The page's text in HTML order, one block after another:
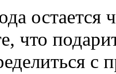
остается
что
с